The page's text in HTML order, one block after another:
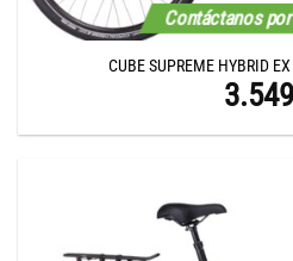
Contáctanos por
CUBE SUPREME HYBRID
3.549